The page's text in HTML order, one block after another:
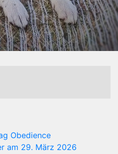
Obedience
am 29. März 2026